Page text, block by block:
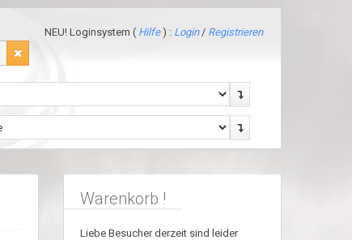
NEU! Loginsystem ( Hilfe) : Login/ Registrieren
Warenkorb !
Liebe Besucher derzeit sind leider